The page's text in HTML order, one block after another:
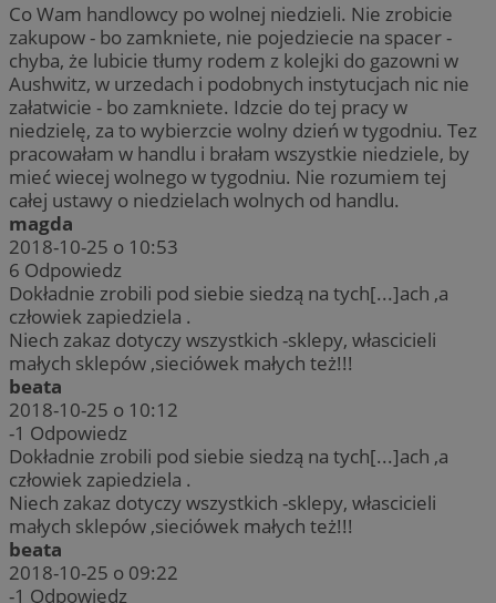
Co Wam handlowcy po wolnej niedzieli. Nie zrobicie
zakupow - bo zamkniete, nie pojedziecie na spacer -
chyba, że lubicie tłumy rodem z kolejki do gazowni w
Aushwitz, w urzedach i podobnych instytucjach nic nie
załatwicie - bo zamkniete. Idzcie do tej pracy w
niedzielę, za to wybierzcie wolny dzień w tygodniu. Tez
pracowałam w handlu i brałam wszystkie niedziele, by
mieć wiecej wolnego w tygodniu. Nie rozumiem tej
całej ustawy o niedzielach wolnych od handlu.
magda
2018-10-25 o 10:53
6 Odpowiedz
Dokładnie zrobili pod siebie siedzą na tych[...]ach ,a
człowiek zapiedziela .
Niech zakaz dotyczy wszystkich -sklepy, włascicieli
małych sklepów ,sieciówek małych też!!!
beata
2018-10-25 o 10:12
-1 Odpowiedz
Dokładnie zrobili pod siebie siedzą na tych[...]ach ,a
człowiek zapiedziela .
Niech zakaz dotyczy wszystkich -sklepy, włascicieli
małych sklepów ,sieciówek małych też!!!
beata
2018-10-25 o 09:22
-1 Odpowiedz